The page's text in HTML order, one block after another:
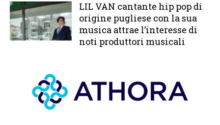
LIL VAN cantante hip pop di
origine pugliese con la sua
musica attrae l’interesse di
noti produttori musicali